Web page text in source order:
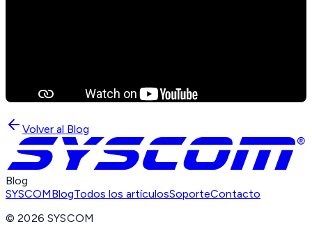
Volver al Blog
Blog
SYSCOMBlogTodos los artículosSoporteContacto
©2026 SYSCOM